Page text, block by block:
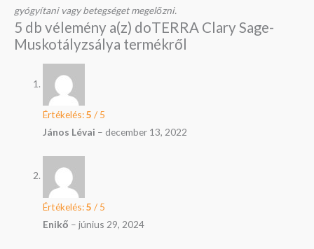
gyógyítani vagy betegséget megelőzni.
5 db vélemény a(z) doTERRA Clary Sage-
Muskotályzsálya termékről
Értékelés:5 / 5
János Lévai – december 13, 2022
Értékelés:5 / 5
Enikő – június 29, 2024